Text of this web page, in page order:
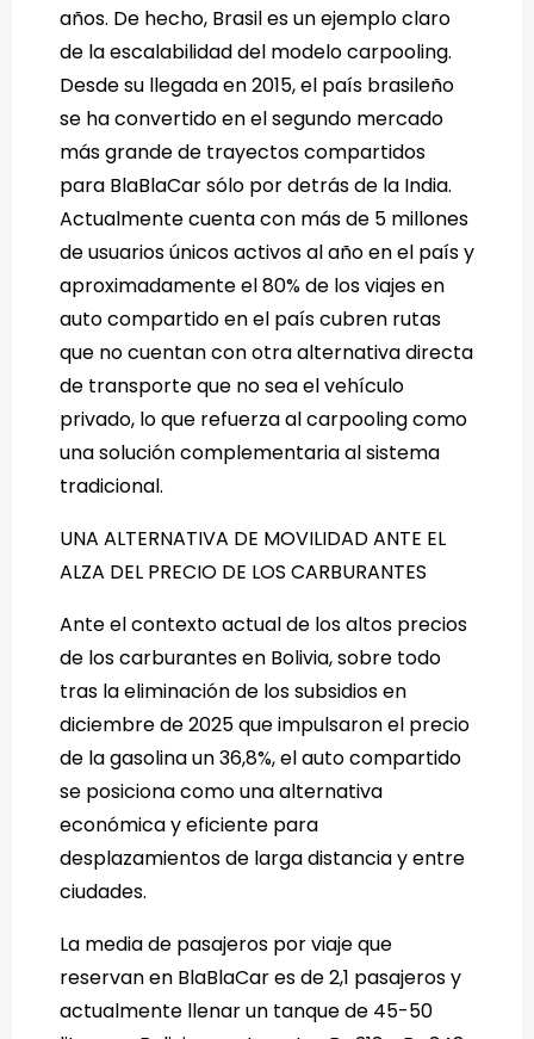
años. De hecho, Brasil es un ejemplo claro
de la escalabilidad del modelo carpooling.
Desde su llegada en 2015, el país brasileño
se ha convertido en el segundo mercado
más grande de trayectos compartidos
para BlaBlaCar sólo por detrás de la India.
Actualmente cuenta con más de 5 millones
de usuarios únicos activos al año en el país y
aproximadamente el 80% de los viajes en
auto compartido en el país cubren rutas
que no cuentan con otra alternativa directa
de transporte que no sea el vehículo
privado, lo que refuerza al carpooling como
una solución complementaria al sistema
tradicional.
UNA ALTERNATIVA DE MOVILIDAD ANTE EL
ALZA DEL PRECIO DE LOS CARBURANTES
Ante el contexto actual de los altos precios
de los carburantes en Bolivia, sobre todo
tras la eliminación de los subsidios en
diciembre de 2025 que impulsaron el precio
de la gasolina un 36,8%, el auto compartido
se posiciona como una alternativa
económica y eficiente para
desplazamientos de larga distancia y entre
ciudades.
La media de pasajeros por viaje que
reservan en BlaBlaCar es de 2,1 pasajeros y
actualmente llenar un tanque de 45-50